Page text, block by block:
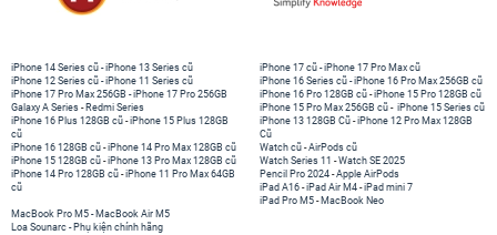
iPhone 14 Series cũ -iPhone 13 Series cũ
iPhone 12 Series cũ -iPhone 11 Series cũ
iPhone 17 Pro Max 256GB -iPhone 17 Pro 256GB
Galaxy A Series - Redmi Series
iPhone 17 cũ -iPhone 17 Pro Max cũ
iPhone 16 Series cũ - iPhone 16 Pro Max 256GB cũ
iPhone 16 Pro 128GB cũ -iPhone 15 Pro 128GB cũ
iPhone 15 Pro Max 256GB cũ - iPhone 15 Series cũ
iPhone 16 Plus 128GB cũ -iPhone 15 Plus 128GB
cũ
iPhone 16 128GB cũ -iPhone 14 Pro Max 128GB cũ
iPhone 15 128GB cũ -iPhone 13 Pro Max 128GB cũ
iPhone 14 Pro 128GB cũ -iPhone 11 Pro Max 64GB
cũ
iPhone 13 128GB Cũ -iPhone 12 Pro Max 128GB
Cũ
Watch cũ -AirPods cũ
Watch Series 11 -Watch SE 2025
Pencil Pro 2024 -Apple AirPods
iPad A16 -iPad Air M4 -iPad mini 7
iPad Pro M5 - MacBook Neo
MacBook Pro M5 - MacBook Air M5
Loa Sounarc - Phụ kiện chính hãng